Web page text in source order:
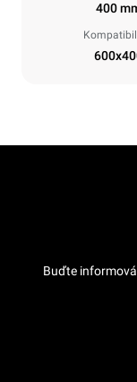
400
Buďte